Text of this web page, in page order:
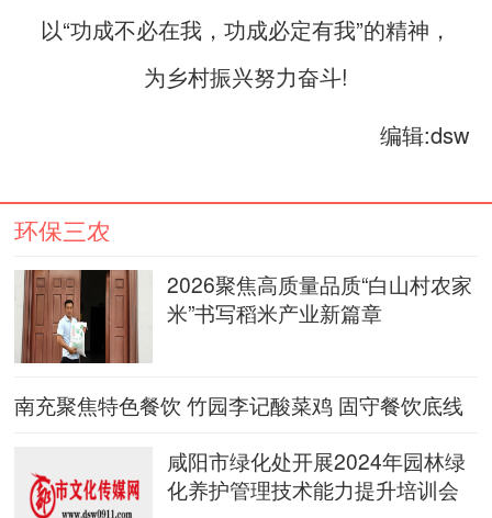
以“功成不必在我，功成必定有我”的精神，
为乡村振兴努力奋斗!
编辑:dsw
环保三农
2026聚焦高质量品质“白山村农家
米”书写稻米产业新篇章
南充聚焦特色餐饮 竹园李记酸菜鸡 固守餐饮底线
咸阳市绿化处开展2024年园林绿
化养护管理技术能力提升培训会